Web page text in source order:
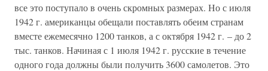
все это поступало в очень скромных размерах. Но с июля
1942 г. американцы обещали поставлять обеим странам
вместе ежемесячно 1200 танков, а с октября 1942 г. – до 2
тыс. танков. Начиная с 1 июля 1942 г. русские в течение
одного года должны были получить 3600 самолетов. Это